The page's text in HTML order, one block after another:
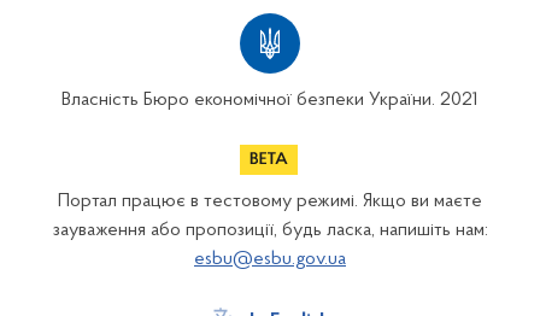
Власність Бюро економічної безпеки України. 2021
Портал працює в тестовому режимі. Якщо ви маєте
зауваження або пропозиції, будь ласка, напишіть нам:
esbu@esbu.gov.ua